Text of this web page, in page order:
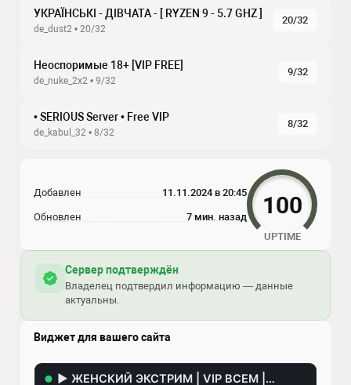
УКРАЇНСЬКІ - ДІВЧАТА - [ RYZEN 9 - 5.7 GHZ ]
de_dust2 • 20/32
20/32
Неоспоримые 18+ [VIP FREE]
de_nuke_2x2 • 9/32
9/32
• SERIOUS Server • Free VIP
de_kabul_32 • 8/32
8/32
Добавлен 11.11.2024 в 20:45
Обновлен 7 мин. назад 100
UPTIME
Сервер подтверждён
Владелец подтвердил информацию — данные
актуальны.
Виджет для вашего сайта